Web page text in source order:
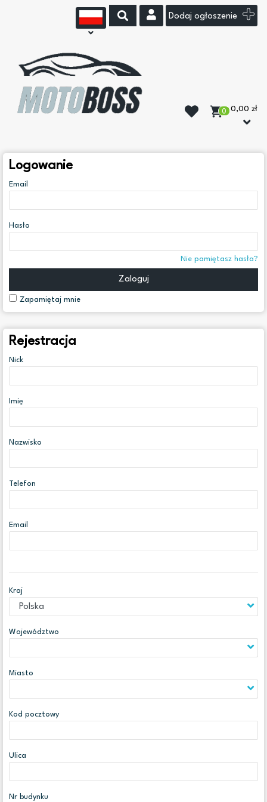
Dodaj ogłoszenie
0 0,00 zł
Logowanie
Email
Hasło
Nie pamiętasz hasła?
Zaloguj
Zapamiętaj mnie
Rejestracja
Nick
Imię
Nazwisko
Telefon
Email
Kraj
Województwo
Miasto
Kod pocztowy
Ulica
Nr budynku